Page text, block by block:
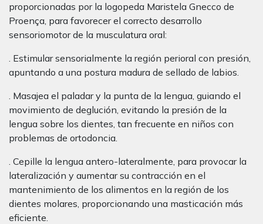
proporcionadas por la logopeda Maristela Gnecco de
Proença, para favorecer el correcto desarrollo
sensoriomotor de la musculatura oral:
. Estimular sensorialmente la región perioral con presión,
apuntando a una postura madura de sellado de labios.
. Masajea el paladar y la punta de la lengua, guiando el
movimiento de deglución, evitando la presión de la
lengua sobre los dientes, tan frecuente en niños con
problemas de ortodoncia.
. Cepille la lengua antero-lateralmente, para provocar la
lateralización y aumentar su contracción en el
mantenimiento de los alimentos en la región de los
dientes molares, proporcionando una masticación más
eficiente.